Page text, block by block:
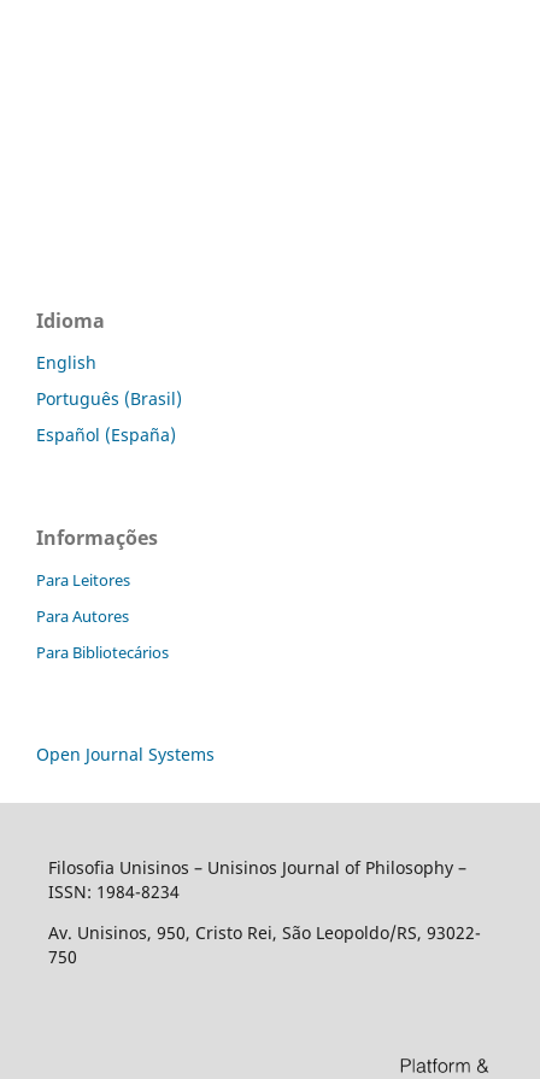
Idioma
English
Português (Brasil)
Español (España)
Informações
Para Leitores
Para Autores
Para Bibliotecários
Open Journal Systems
Filosofia Unisinos – Unisinos Journal of Philosophy –
ISSN: 1984-8234
Av. Unisinos, 950, Cristo Rei, São Leopoldo/RS, 93022-
750